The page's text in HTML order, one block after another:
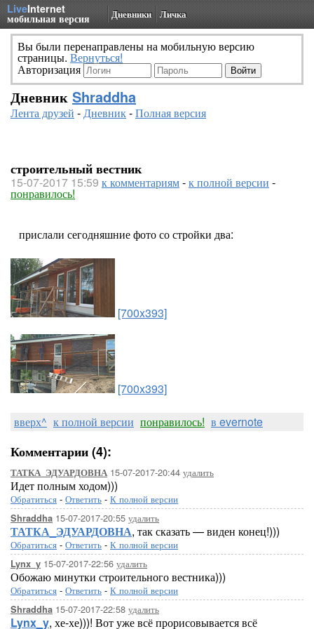
LiveInternet
мобильная версия Дневники Личка
Вы были перенаправлены на мобильную версию
страницы. Вернуться!
Авторизация
Дневник Shraddha
Лента друзей -Дневник-Полная версия
строительный вестник
15-07-2017 15:59 к комментариям-к полной версии -
понравилось!
прислали сегодняшние фото со стройки два:
[700x393]
[700x393]
вверх^ к полной версии понравилось! в evernote
Комментарии (4):
ТАТКА_ЭДУАРДОВНА 15-07-2017-20:44 удалить
Идет полным ходом)))
Обратиться - Ответить - К полной версии
Shraddha 15-07-2017-20:55 удалить
ТАТКА_ЭДУАРДОВНА, так сказать — виден конец!)))
Обратиться - Ответить - К полной версии
Lynx_y 15-07-2017-22:56 удалить
Обожаю минутки строительного вестника)))
Обратиться - Ответить - К полной версии
Shraddha 15-07-2017-22:58 удалить
Lynx_y, хе-хе)))! Вот уже всё прорисовывается всё